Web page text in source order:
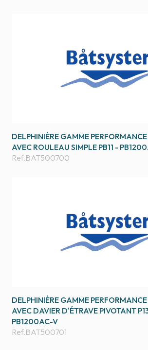
DELPHINIÈRE GAMME
AVEC ROULEAU SIMPLE PB11 -
Ref.BAT500700
DELPHINIÈRE GAMME
AVEC DAVIER D'ÉTRAVE PIVOTANT
PB1200AC-V
Ref.BAT500701